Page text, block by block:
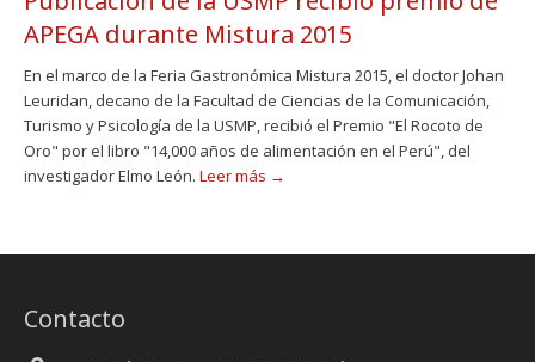
APEGA durante Mistura 2015
En el marco de la Feria Gastronómica Mistura 2015, el doctor Johan
Leuridan, decano de la Facultad de Ciencias de la Comunicación,
Turismo y Psicología de la USMP, recibió el Premio "El Rocoto de
Oro" por el libro "14,000 años de alimentación en el Perú", del
investigador Elmo León. Leer más →
Contacto